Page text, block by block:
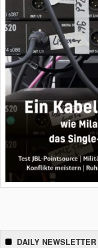
DAILY NEWSLETTER